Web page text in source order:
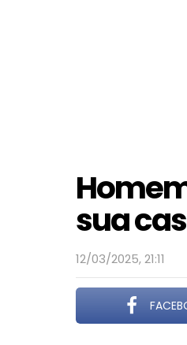
sua
12/03/2025, 21:11